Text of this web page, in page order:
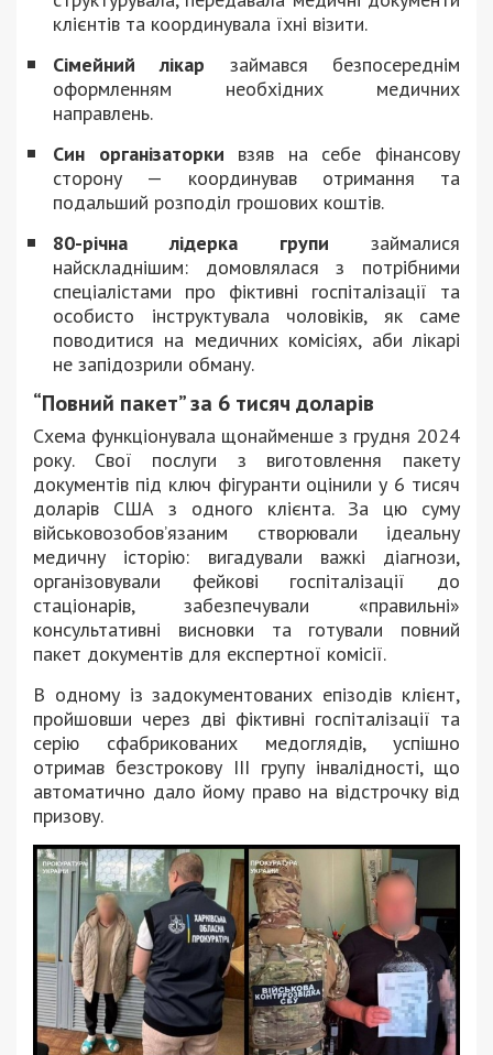
клієнтів та координувала їхні візити.
Сімейний лікар займався безпосереднім
оформленням необхідних медичних
направлень.
Син організаторки взяв на себе фінансову
сторону — координував отримання та
подальший розподіл грошових коштів.
80-річна лідерка групи займалися
найскладнішим: домовлялася з потрібними
спеціалістами про фіктивні госпіталізації та
особисто інструктувала чоловіків, як саме
поводитися на медичних комісіях, аби лікарі
не запідозрили обману.
“Повний пакет” за 6 тисяч доларів
Схема функціонувала щонайменше з грудня 2024
року. Свої послуги з виготовлення пакету
документів під ключ фігуранти оцінили у 6 тисяч
доларів США з одного клієнта. За цю суму
військовозобов’язаним створювали ідеальну
медичну історію: вигадували важкі діагнози,
організовували фейкові госпіталізації до
стаціонарів, забезпечували «правильні»
консультативні висновки та готували повний
пакет документів для експертної комісії.
В одному із задокументованих епізодів клієнт,
пройшовши через дві фіктивні госпіталізації та
серію сфабрикованих медоглядів, успішно
отримав безстрокову ІІІ групу інвалідності, що
автоматично дало йому право на відстрочку від
призову.